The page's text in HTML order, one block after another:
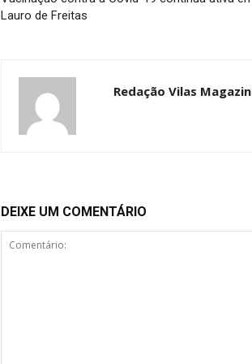
Lauro de Freitas
Redação Vilas
DEIXE UM COMENTÁRIO